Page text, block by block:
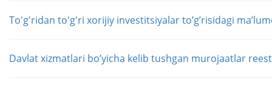
To'g'ridan to'g'ri xorijiy investitsiyalar toʼgʼrisidagi
Davlat xizmatlari boʼyicha kelib tushgan murojaatlar